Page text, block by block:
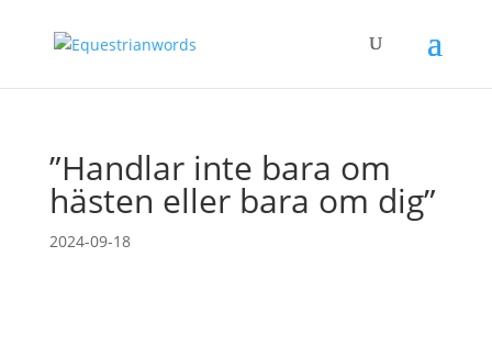
”Handlar inte bara om
hästen eller bara om dig”
2024-09-18